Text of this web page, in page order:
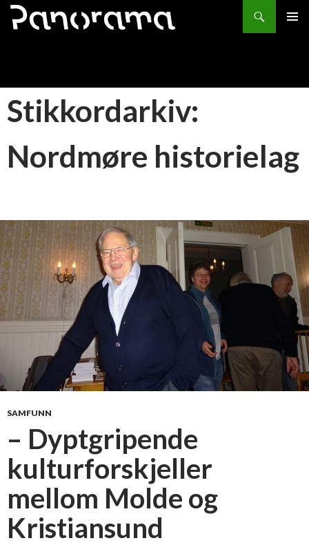
Søk
HOPP
Stikkordarkiv:
Nordmøre historielag
SAMFUNN
– Dyptgripende
kulturforskjeller
mellom Molde og
Kristiansund